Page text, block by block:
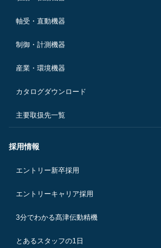
軸受・直動機器
制御・計測機器
産業・環境機器
カタログダウンロード
主要取扱先一覧
採用情報
エントリー新卒採用
エントリーキャリア採用
3分でわかる髙津伝動精機
とあるスタッフの1日